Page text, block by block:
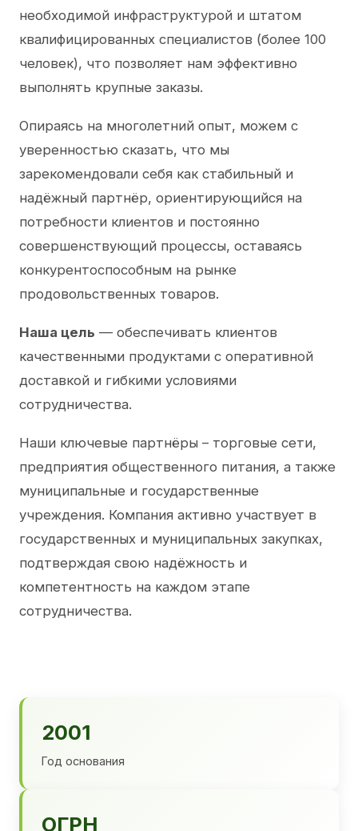
необходимой инфраструктурой и штатом
квалифицированных специалистов (более 100
человек), что позволяет нам эффективно
выполнять крупные заказы.
Опираясь на многолетний опыт, можем с
уверенностью сказать, что мы
зарекомендовали себя как стабильный и
надёжный партнёр, ориентирующийся на
потребности клиентов и постоянно
совершенствующий процессы, оставаясь
конкурентоспособным на рынке
продовольственных товаров.
Наша цель — обеспечивать клиентов
качественными продуктами с оперативной
доставкой и гибкими условиями
сотрудничества.
Наши ключевые партнёры – торговые сети,
предприятия общественного питания, а также
муниципальные и государственные
учреждения. Компания активно участвует в
государственных и муниципальных закупках,
подтверждая свою надёжность и
компетентность на каждом этапе
сотрудничества.
2001
Год основания
ОГРН